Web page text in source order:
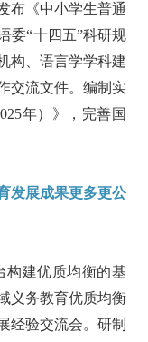
布《中小学生普通
委“十四五”科研规
构、语言学学科建
交流文件。编制实
年）》，完善国
发展成果更多更公
构建优质均衡的基
义务教育优质均衡
经验交流会。研制